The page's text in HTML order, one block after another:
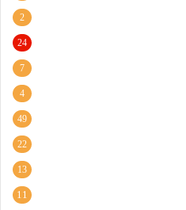
2
24
7
4
49
22
13
11